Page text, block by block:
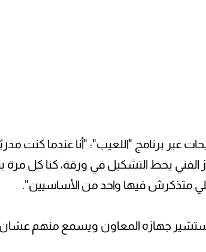
عبر برنامج "اللعيب": "أنا عندما كنت
يحط التشكيل في ورقة، كنا كل مرة
متذكرش فيها واحد من الأساسيين".
جهازه المعاون ويسمع منهم